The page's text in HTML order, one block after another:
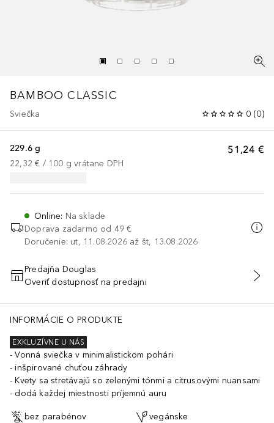
BAMBOO CLASSIC
Sviečka 0 (0)
51,24 €
229.6 g
22,32 € / 100 g vrátane DPH
Online: Na sklade
Doprava zadarmo od 49 €
Doručenie: ut, 11.08.2026 až št, 13.08.2026
PRIDAŤ DO KOŠÍKA
Predajňa Douglas
Overiť dostupnosť na predajni
INFORMÁCIE O PRODUKTE
EXKLUZÍVNE U NÁS
Vonná sviečka v minimalistickom pohári
inšpirované chuťou záhrady
Kvety sa stretávajú so zelenými tónmi a citrusovými nuansami
dodá každej miestnosti príjemnú auru
bez parabénov vegánske